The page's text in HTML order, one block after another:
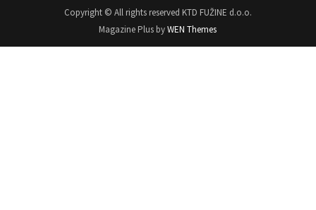
Copyright © All rights reserved KTD FUŽINE d.o.o.
Magazine Plus byWEN Themes